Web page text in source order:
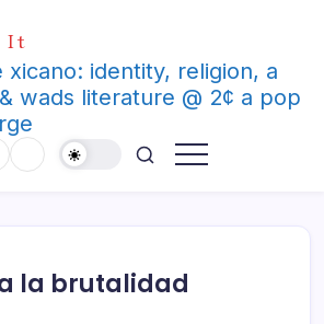
It
xicano: identity, religion, a
wads literature @ 2¢ a pop
la brutalidad